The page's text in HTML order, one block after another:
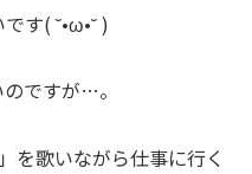
す( ˘•ω•˘ )
ですが…。
を歌いながら仕事に行く